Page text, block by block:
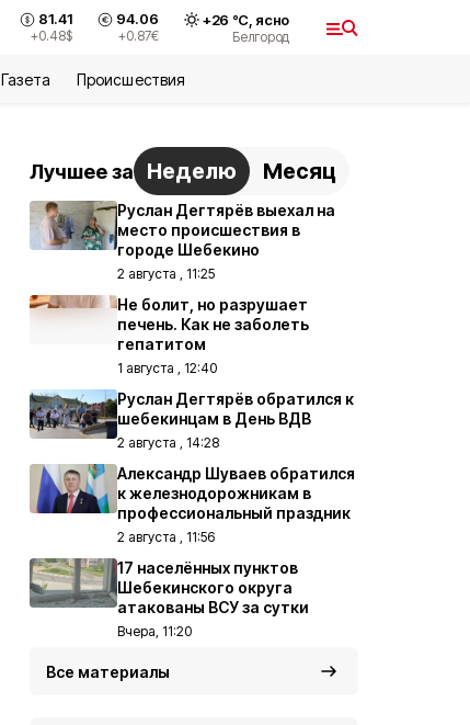
81.41
+0.48$
94.06
+0.87€
+26 °С, ясно
Белгород
Газета Происшествия
Лучшее за Неделю Месяц
Руслан Дегтярёв выехал на
место происшествия в
городе Шебекино
2 августа , 11:25
Не болит, но разрушает
печень. Как не заболеть
гепатитом
1 августа , 12:40
Руслан Дегтярёв обратился к
шебекинцам в День ВДВ
2 августа , 14:28
Александр Шуваев обратился
к железнодорожникам в
профессиональный праздник
2 августа , 11:56
17 населённых пунктов
Шебекинского округа
атакованы ВСУ за сутки
Вчера, 11:20
Все материалы